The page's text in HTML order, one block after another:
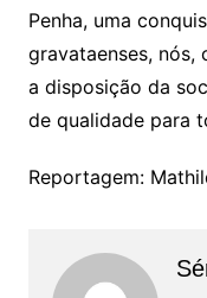
Penha, uma
gravataenses, nós,
a disposição da
de qualidade para
Reportagem: